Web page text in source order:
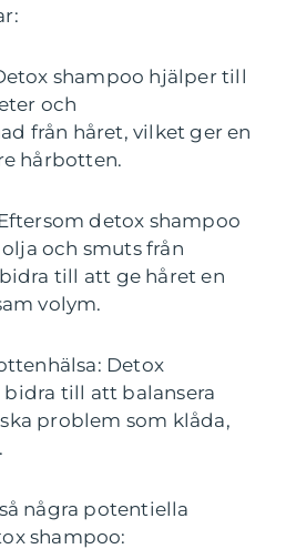
shampoo hjälper till
och
från håret, vilket ger en
hårbotten.
detox shampoo
och smuts från
till att ge håret en
volym.
Detox
bidra till att balansera
problem som klåda,
några potentiella
shampoo: